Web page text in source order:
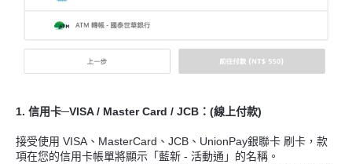
1. 信用卡─VISA / Master Card / JCB：(線上付款)
接受使用 VISA、MasterCard、JCB、UnionPay銀聯卡 刷卡，款
項在您的信用卡帳單將顯示「藍新 - 活動通」的名稱。